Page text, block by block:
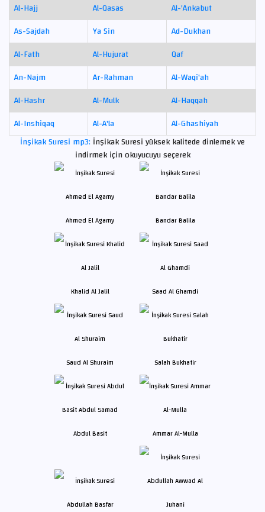
Al-Hajj
Al-Qasas
Al-'Ankabut
As-Sajdah
Ya Sin
Ad-Dukhan
Al-Fath
Al-Hujurat
Qaf
An-Najm
Ar-Rahman
Al-Waqi'ah
Al-Hashr
Al-Mulk
Al-Haqqah
Al-Inshiqaq
Al-A'la
Al-Ghashiyah
İnşikak Suresi mp3: İnşikak Suresi yüksek kalitede dinlemek ve
indirmek için okuyucuyu seçerek
Ahmed El Agamy Bandar Balila
Khalid Al Jalil Saad Al Ghamdi
Saud Al Shuraim Salah Bukhatir
Abdul Basit Ammar Al-Mulla